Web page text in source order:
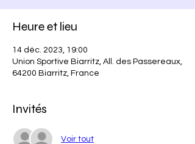
Heure et lieu
14 déc. 2023, 19:00
Union Sportive Biarritz, All. des Passereaux,
64200 Biarritz, France
Invités
Voir tout